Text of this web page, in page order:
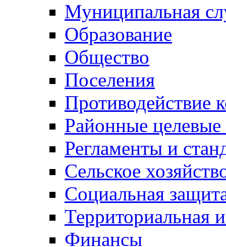
Муниципальная
Образование
Общество
Поселения
Противодействие
Районные
Регламенты и
Сельское
Социальная
Территориальная
Финансы